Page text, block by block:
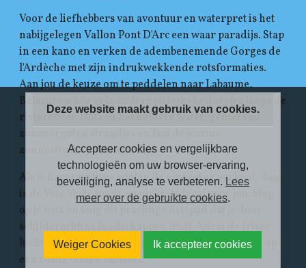
Voor de liefhebbers van avontuur en waterpret is het
nabijgelegen Vallon Pont D'Arc een waar paradijs. Stap
in een kano en verken de adembenemende Gorges de
l'Ardèche met zijn indrukwekkende rotsformaties.
Aan jou de keuze om te peddelen naar Labaume,
Balazuc en nog vele andere pittoreske dorpjes langs de
rivieroever. Duik in het heldere water, geniet van
zonovergoten strandjes en laat de warme
zonnestralen je huid strelen.
Als je liever op twee wielen de omgeving verkent, dan
is de Voie Verte (oude spoorlijn) ideaal voor jou. Stap
op je fiets en volg dit prachtige fietspad dat je door
schilderachtige landschappen leidt. Adem de frisse
lucht in terwijl je de magische natuur van Ardeche op
een rustig tempo ontdekt.
Deze website maakt gebruik van cookies.
Accepteer cookies en vergelijkbare
technologieën om uw browser-ervaring,
beveiliging, analyse te verbeteren. Lees
meer over de gebruikte cookies.
Weiger Cookies Ik accepteer cookies